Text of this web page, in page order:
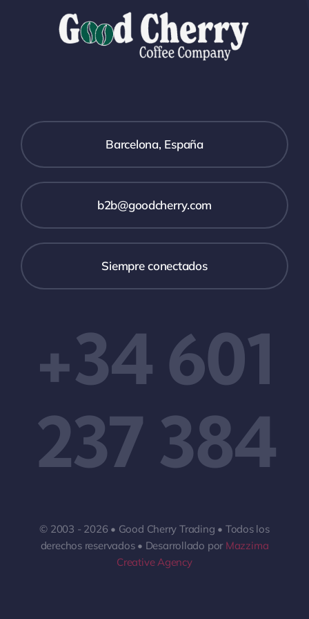
Barcelona, España
b2b@goodcherry.com
Siempre conectados
+34 601
237 384
© 2003 - 2026 • Good Cherry Trading • Todos los
derechos reservados • Desarrollado por Mazzima
Creative Agency